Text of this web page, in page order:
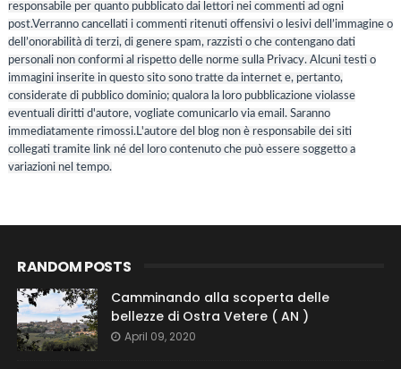
responsabile per quanto pubblicato dai lettori nei commenti ad ogni
post.Verranno cancellati i commenti ritenuti offensivi o lesivi dell’immagine o
dell’onorabilità di terzi, di genere spam, razzisti o che contengano dati
personali non conformi al rispetto delle norme sulla Privacy. Alcuni testi o
immagini inserite in questo sito sono tratte da internet e, pertanto,
considerate di pubblico dominio; qualora la loro pubblicazione violasse
eventuali diritti d'autore, vogliate comunicarlo via email. Saranno
immediatamente rimossi.L'autore del blog non è responsabile dei siti
collegati tramite link né del loro contenuto che può essere soggetto a
variazioni nel tempo.
RANDOM POSTS
Camminando alla scoperta delle
bellezze di Ostra Vetere ( AN )
April 09, 2020